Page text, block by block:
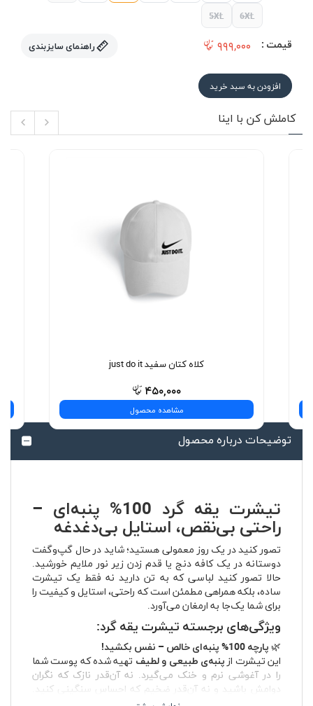
5XL 6XL
قیمت : ۹۹۹,۰۰۰ راهنمای سایزبندی
افزودن به سبد خرید
کاملش کن با اینا
کلاه کتان سفید just do it
۴۵۰,۰۰۰
مشاهده محصول
توضیحات درباره محصول
تیشرت یقه گرد 100% پنبه‌ای –
راحتی بی‌نقص، استایل بی‌دغدغه
تصور کنید در یک روز معمولی هستید؛ شاید در حال گپ‌وگفت
دوستانه در یک کافه دنج یا قدم زدن زیر نور ملایم خورشید.
حالا تصور کنید لباسی که به تن دارید نه فقط یک تیشرت
ساده، بلکه همراهی مطمئن است که راحتی، استایل و کیفیت را
برای شما یک‌جا به ارمغان می‌آورد.
ویژگی‌های برجسته تیشرت یقه گرد:
🌿 پارچه 100% پنبه‌ای خالص – نفس بکشید!
این تیشرت از پنبه‌ی طبیعی و لطیف تهیه شده که پوست شما
را در آغوشی نرم و خنک می‌گیرد. نه آن‌قدر نازک که نگران
دوامش باشید و نه آن‌قدر ضخیم که احساس سنگینی کنید.
فقط یک تعادل بی‌نقص برای تمام روزهای سال.